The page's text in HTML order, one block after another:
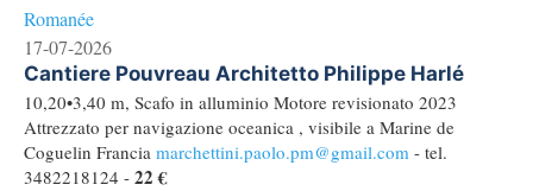
Romanée
17-07-2026
Cantiere Pouvreau Architetto Philippe Harlé
10,20•3,40 m, Scafo in alluminio Motore revisionato 2023
Attrezzato per navigazione oceanica , visibile a Marine de
Coguelin Francia marchettini.paolo.pm@gmail.com - tel.
3482218124 - 22 €